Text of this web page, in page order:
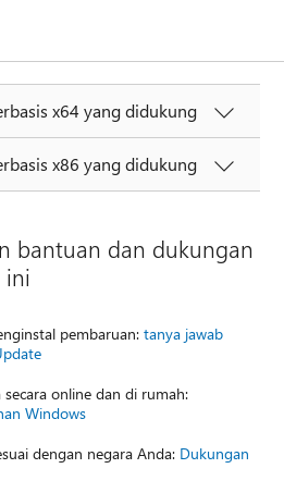
x64 yang didukung
x86 yang didukung
bantuan dan dukungan
ini
pembaruan:tanya jawab
online dan di rumah:
Windows
dengan negara Anda: Dukungan